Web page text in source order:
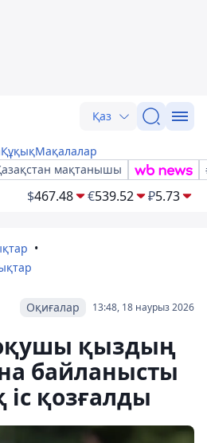
Қаз
ҚұқықМақалалар
мақтанышы
$467.48 €539.52 ₽5.73
13:48, 18 наурыз 2026
Оқиғалар
қыздың
байланысты
қозғалды